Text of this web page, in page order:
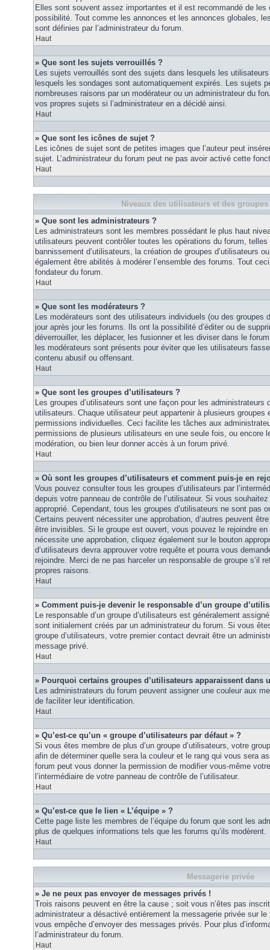
Elles sont souvent assez importantes et il est recommandé de
possibilité. Tout comme les annonces et les annonces globales,
sont définies par l’administrateur du forum.
Haut
» Que sont les sujets verrouillés ?
Les sujets verrouillés sont des sujets dans lesquels les
lesquels les sondages sont automatiquement expirés. Les sujets
nombreuses raisons par un modérateur ou un administrateur du
vos propres sujets si l’administrateur en a décidé ainsi.
Haut
» Que sont les icônes de sujet ?
Les icônes de sujet sont de petites images que l’auteur peut
sujet. L’administrateur du forum peut ne pas avoir activé cette
Haut
Niveaux des utilisateurs et des
» Que sont les administrateurs ?
Les administrateurs sont les membres possédant le plus haut
utilisateurs peuvent contrôler toutes les opérations du forum,
bannissement d’utilisateurs, la création de groupes d’utilisateurs
également être abilités à modérer l’ensemble des forums. Tout
fondateur du forum.
Haut
» Que sont les modérateurs ?
Les modérateurs sont des utilisateurs individuels (ou des groupes
jour après jour les forums. Ils ont la possibilité d’éditer ou de
déverrouiller, les déplacer, les fusionner et les diviser dans le
les modérateurs sont présents pour éviter que les utilisateurs
contenu abusif ou offensant.
Haut
» Que sont les groupes d’utilisateurs ?
Les groupes d’utilisateurs sont une façon pour les administrateurs
utilisateurs. Chaque utilisateur peut appartenir à plusieurs groupes
permissions individuelles. Ceci facilite les tâches aux
permissions de plusieurs utilisateurs en une seule fois, ou encore
modération, ou bien leur donner accès à un forum privé.
Haut
» Où sont les groupes d’utilisateurs et comment puis-je en
Vous pouvez consulter tous les groupes d’utilisateurs par
depuis votre panneau de contrôle de l’utilisateur. Si vous
approprié. Cependant, tous les groupes d’utilisateurs ne sont pas
Certains peuvent nécessiter une approbation, d’autres peuvent
être invisibles. Si le groupe est ouvert, vous pouvez le rejoindre en
nécessite une approbation, cliquez également sur le bouton
d’utilisateurs devra approuver votre requête et pourra vous
rejoindre. Merci de ne pas harceler un responsable de groupe s’il
propres raisons.
Haut
» Comment puis-je devenir le responsable d’un groupe
Le responsable d’un groupe d’utilisateurs est généralement
sont initialement créés par un administrateur du forum. Si vous
groupe d’utilisateurs, votre premier contact devrait être un
message privé.
Haut
» Pourquoi certains groupes d’utilisateurs apparaissent dans
Les administrateurs du forum peuvent assigner une couleur aux
de faciliter leur identification.
Haut
» Qu’est-ce qu’un « groupe d’utilisateurs par défaut » ?
Si vous êtes membre de plus d’un groupe d’utilisateurs, votre
afin de déterminer quelle sera la couleur et le rang qui vous sera
forum peut vous donner la permission de modifier vous-même
l’intermédiaire de votre panneau de contrôle de l’utilisateur.
Haut
» Qu’est-ce que le lien « L’équipe » ?
Cette page liste les membres de l’équipe du forum que sont les
plus de quelques informations tels que les forums qu’ils modèrent.
Haut
Messagerie privée
» Je ne peux pas envoyer de messages privés !
Trois raisons peuvent en être la cause ; soit vous n’êtes pas
administrateur a désactivé entièrement la messagerie privée sur
vous empêche d’envoyer des messages privés. Pour plus
l’administrateur du forum.
Haut